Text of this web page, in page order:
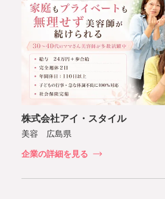
株式会社アイ・スタイル
美容 広島県
企業の詳細を見る